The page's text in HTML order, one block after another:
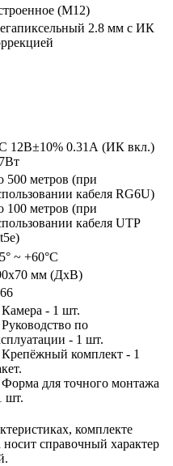
(М12)
2.8 мм c ИК
12В±10% 0.31А (ИК вкл.)
500 метров (при
кабеля RG6U)
100 метров (при
кабеля UTP
~ +60°С
мм (ДхВ)
Камера - 1 шт.
по
- 1 шт.
комплект - 1
для точного монтажа
шт.
комплекте
справочный характер